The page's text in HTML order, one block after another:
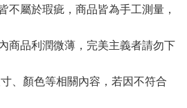
不屬於瑕疵，商品皆為手工測量，
商品利潤微薄，完美主義者請勿下
、顏色等相關內容，若因不符合